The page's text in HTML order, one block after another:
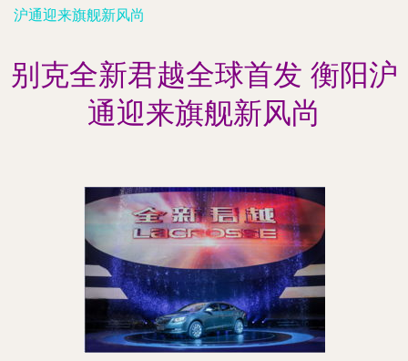
沪通迎来旗舰新风尚
别克全新君越全球首发 衡阳沪
通迎来旗舰新风尚